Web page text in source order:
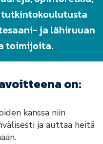
ja lähiruuan
toimijoita.
on:
kanssa niin
ja auttaa heitä